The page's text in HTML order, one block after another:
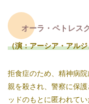
オーラ・ペトレス
（演：アーシア・アル
拒食症のため、精神病
親を殺され、警察に保
ッドのもとに匿われてい